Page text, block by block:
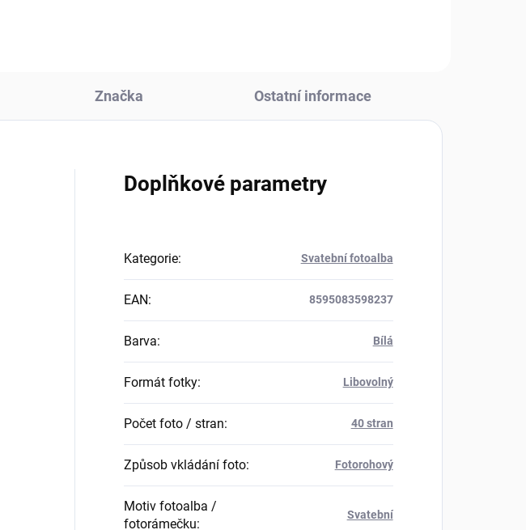
Značka Ostatní informace
Doplňkové parametry
Kategorie: Svatební fotoalba
EAN: 8595083598237
Barva: Bílá
Formát fotky: Libovolný
Počet foto / stran: 40 stran
Způsob vkládání foto: Fotorohový
Motiv fotoalba /
fotorámečku:
Svatební